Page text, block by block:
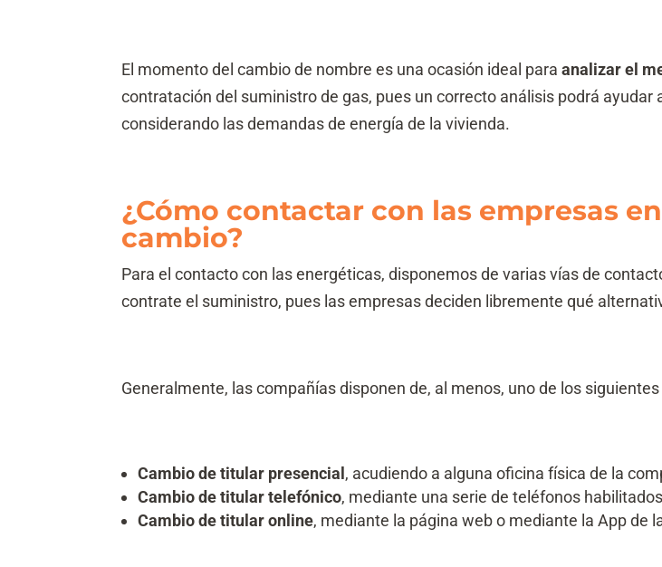
El momento del cambio de nombre es una ocasión ideal paraanalizar el
contratación del suministro de gas, pues un correcto análisis podrá ayudar
considerando las demandas de energía de la vivienda.
¿Cómo contactar con las empresas
cambio?
Para el contacto con las energéticas, disponemos de varias vías de
contrate el suministro, pues las empresas deciden libremente qué
Generalmente, las compañías disponen de, al menos, uno de los
Cambio de titular presencial, acudiendo a alguna oficina física de la
Cambio de titular telefónico, mediante una serie de teléfonos
Cambio de titular online, mediante la página web o mediante la App de